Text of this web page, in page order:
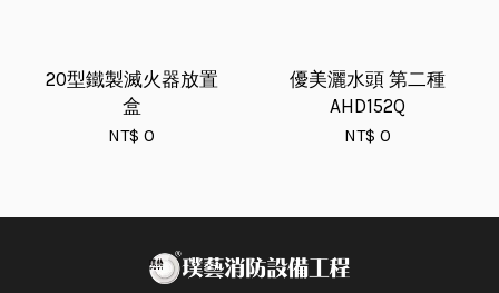
20型鐵製滅火器放置
盒
NT$ 0
優美灑水頭 第二種
AHD152Q
NT$ 0